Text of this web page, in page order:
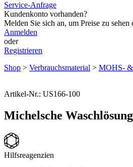
Service-Anfrage
Kundenkonto vorhanden?
Melden Sie sich an, um Preise zu
Anmelden
oder
Registrieren
Shop > Verbrauchsmaterial > MOHS- &
Artikel-Nr.: US166-100
Michelsche Waschlösung
Hilfsreagenzien